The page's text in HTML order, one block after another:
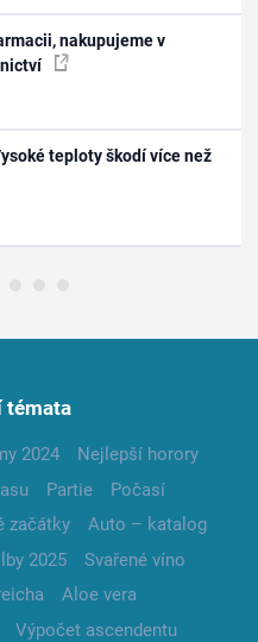
nakupujeme v
teploty škodí více než
témata
2024
Nejlepší horory
Partie
Počasí
začátky
Auto – katalog
2025
Svařené víno
Aloe vera
Výpočet ascendentu